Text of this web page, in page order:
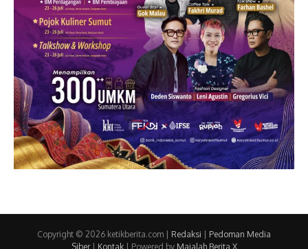
Copyright © 2026 ketikberita.com | Redaksi
Pedoman Media
Siber| Kontak| Powered by Majalah Berita X